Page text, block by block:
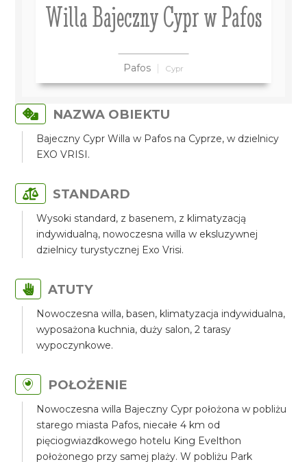
Willa Bajeczny Cypr w Pafos
Pafos Cypr
NAZWA OBIEKTU
Bajeczny Cypr Willa w Pafos na Cyprze, w dzielnicy
EXO VRISI.
STANDARD
Wysoki standard, z basenem, z klimatyzacją
indywidualną, nowoczesna willa w eksluzywnej
dzielnicy turystycznej Exo Vrisi.
ATUTY
Nowoczesna willa, basen, klimatyzacja indywidualna,
wyposażona kuchnia, duży salon, 2 tarasy
wypoczynkowe.
POŁOŻENIE
Nowoczesna willa Bajeczny Cypr położona w pobliżu
starego miasta Pafos, niecałe 4 km od
pięciogwiazdkowego hotelu King Evelthon
położonego przy samej plaży. W pobliżu Park